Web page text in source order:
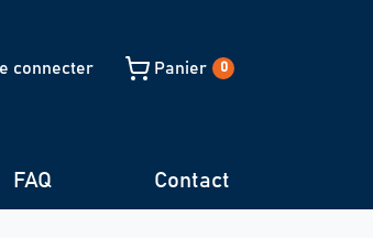
connecter Panier 0
FAQ Contact